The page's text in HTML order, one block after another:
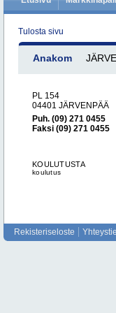
Tulosta sivu
Anakom
PL 154
04401 JÄRVENPÄÄ
Puh. (09) 271 0455
Faksi (09) 271 0455
KOULUTUSTA
koulutus
Rekisteriseloste